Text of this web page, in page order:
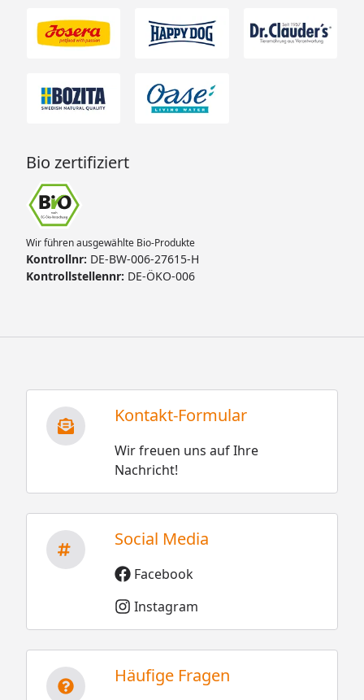
Bio zertifiziert
Wir führen ausgewählte Bio-Produkte
Kontrollnr: DE-BW-006-27615-H
Kontrollstellennr: DE-ÖKO-006
Kontakt-Formular
Wir freuen uns auf Ihre
Nachricht!
Social Media
Facebook
Instagram
Häufige Fragen